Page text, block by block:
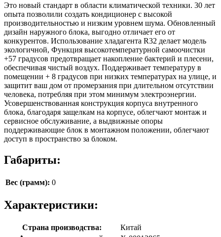
Это новый стандарт в области климатической техники. 30 лет
опыта позволили создать кондиционер с высокой
производительностью и низким уровнем шума. Обновленный
дизайн наружного блока, выгодно отличает его от
конкурентов. Использование хладагента R32 делает модель
экологичной, Функция высокотемпературной самоочистки
+57 градусов предотвращает накопление бактерий и плесени,
обеспечивая чистый воздух. Поддерживает температуру в
помещении + 8 градусов при низких температурах на улице, и
защитит ваш дом от промерзания при длительном отсутствии
человека, потребляя при этом минимум электроэнергии.
Усовершенствованная конструкция корпуса внутренного
блока, благодаря защелкам на корпусе, облегчают монтаж и
сервисное обслуживание, а выдвижные опоры
поддерживающие блок в монтажном положении, облегчают
доступ в пространство за блоком.
Габариты:
Вес (грамм): 0
Характеристики:
Страна производства:
Китай